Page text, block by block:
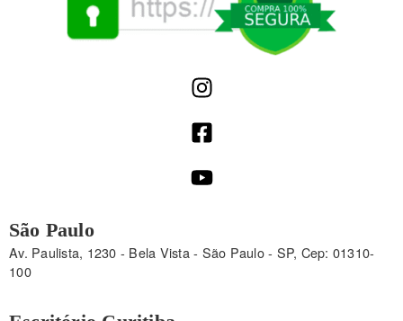
São Paulo
Av. Paulista, 1230 - Bela Vista - São Paulo - SP, Cep: 01310-
100